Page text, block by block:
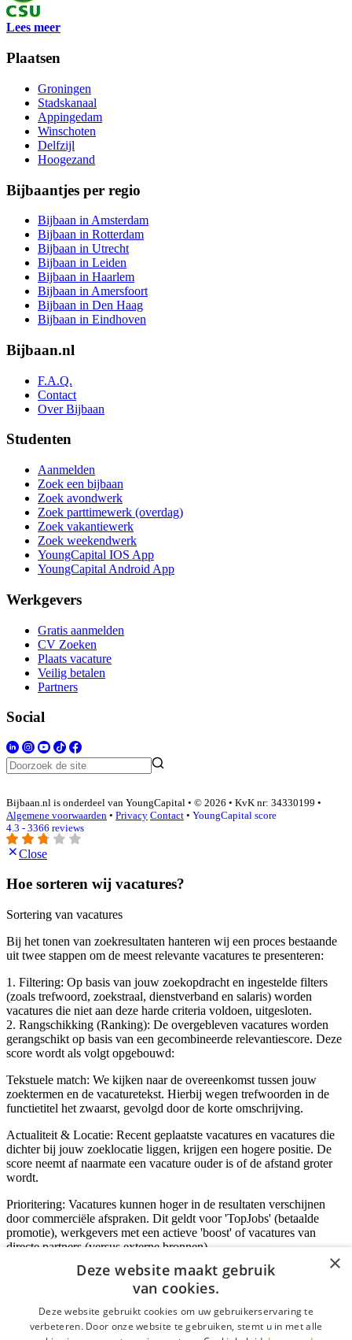
Lees meer
Plaatsen
Groningen
Stadskanaal
Appingedam
Winschoten
Delfzijl
Hoogezand
Bijbaantjes per regio
Bijbaan in Amsterdam
Bijbaan in Rotterdam
Bijbaan in Utrecht
Bijbaan in Leiden
Bijbaan in Haarlem
Bijbaan in Amersfoort
Bijbaan in Den Haag
Bijbaan in Eindhoven
Bijbaan.nl
F.A.Q.
Contact
Over Bijbaan
Studenten
Aanmelden
Zoek een bijbaan
Zoek avondwerk
Zoek parttimewerk (overdag)
Zoek vakantiewerk
Zoek weekendwerk
YoungCapital IOS App
YoungCapital Android App
Werkgevers
Gratis aanmelden
CV Zoeken
Plaats vacature
Veilig betalen
Partners
Social
Bijbaan.nl is onderdeel van YoungCapital • © 2026 • KvK nr: 34330199 •
Algemene voorwaarden • Privacy Contact • YoungCapital score
4.3 - 3366 reviews
Close
Hoe sorteren wij vacatures?
Sortering van vacatures
Bij het tonen van zoekresultaten hanteren wij een proces bestaande
uit twee stappen om de meest relevante vacatures te presenteren:
1. Filtering: Op basis van jouw zoekopdracht en ingestelde filters
(zoals trefwoord, zoekstraal, dienstverband en salaris) worden
vacatures die niet aan deze harde criteria voldoen, uitgesloten.
2. Rangschikking (Ranking): De overgebleven vacatures worden
gerangschikt op basis van een gecombineerde relevantiescore. Deze
score wordt als volgt opgebouwd:
Tekstuele match: We kijken naar de overeenkomst tussen jouw
zoektermen en de vacaturetekst. Hierbij wegen trefwoorden in de
functietitel het zwaarst, gevolgd door de korte omschrijving.
Actualiteit & Locatie: Recent geplaatste vacatures en vacatures die
dichter bij jouw zoeklocatie liggen, krijgen een hogere positie. De
score neemt af naarmate een vacature ouder is of de afstand groter
wordt.
Prioritering: Vacatures kunnen hoger in de resultaten verschijnen
door commerciële afspraken. Dit geldt voor 'TopJobs' (betaalde
promotie), werkgevers met een actieve 'boost' of vacatures van
directe partners (versus externe bronnen).
Inloggen als bedrijf
*
×
Deze website maakt gebruik
van cookies.
Deze website gebruikt cookies om uw gebruikerservaring te
verbeteren. Door onze website te gebruiken, stemt u in met alle